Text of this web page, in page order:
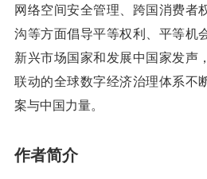
网络空间安全管理、跨国消费者
沟等方面倡导平等权利、平等机
新兴市场国家和发展中国家发声
联动的全球数字经济治理体系不
案与中国力量。
作者简介